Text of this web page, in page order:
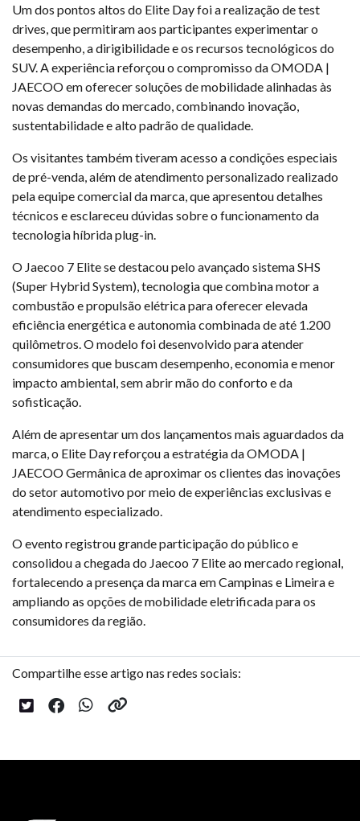
Um dos pontos altos do Elite Day foi a realização de test
drives, que permitiram aos participantes experimentar o
desempenho, a dirigibilidade e os recursos tecnológicos do
SUV. A experiência reforçou o compromisso da OMODA |
JAECOO em oferecer soluções de mobilidade alinhadas às
novas demandas do mercado, combinando inovação,
sustentabilidade e alto padrão de qualidade.
Os visitantes também tiveram acesso a condições especiais
de pré-venda, além de atendimento personalizado realizado
pela equipe comercial da marca, que apresentou detalhes
técnicos e esclareceu dúvidas sobre o funcionamento da
tecnologia híbrida plug-in.
O Jaecoo 7 Elite se destacou pelo avançado sistema SHS
(Super Hybrid System), tecnologia que combina motor a
combustão e propulsão elétrica para oferecer elevada
eficiência energética e autonomia combinada de até 1.200
quilômetros. O modelo foi desenvolvido para atender
consumidores que buscam desempenho, economia e menor
impacto ambiental, sem abrir mão do conforto e da
sofisticação.
Além de apresentar um dos lançamentos mais aguardados da
marca, o Elite Day reforçou a estratégia da OMODA |
JAECOO Germânica de aproximar os clientes das inovações
do setor automotivo por meio de experiências exclusivas e
atendimento especializado.
O evento registrou grande participação do público e
consolidou a chegada do Jaecoo 7 Elite ao mercado regional,
fortalecendo a presença da marca em Campinas e Limeira e
ampliando as opções de mobilidade eletrificada para os
consumidores da região.
Compartilhe esse artigo nas redes sociais: